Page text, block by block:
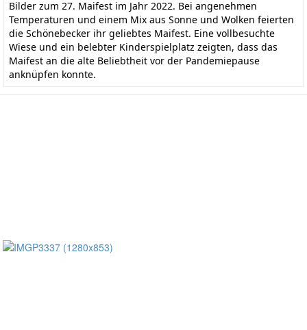
Bilder zum 27. Maifest im Jahr 2022. Bei angenehmen
Temperaturen und einem Mix aus Sonne und Wolken feierten
die Schönebecker ihr geliebtes Maifest. Eine vollbesuchte
Wiese und ein belebter Kinderspielplatz zeigten, dass das
Maifest an die alte Beliebtheit vor der Pandemiepause
anknüpfen konnte.